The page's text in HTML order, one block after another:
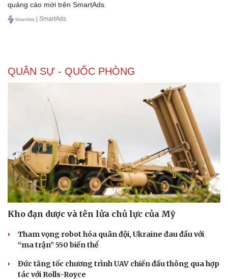
quảng cáo mới trên SmartAds.
| SmartAds
QUÂN SỰ - QUỐC PHÒNG
Kho đạn dược và tên lửa chủ lực của Mỹ
Tham vọng robot hóa quân đội, Ukraine đau đầu với
“ma trận” 550 biến thể
Đức tăng tốc chương trình UAV chiến đấu thông qua hợp
tác với Rolls-Royce